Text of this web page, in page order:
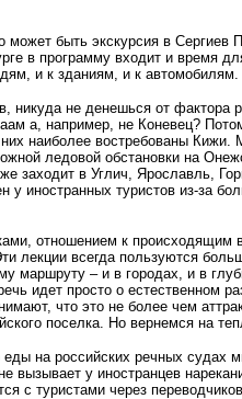
быть экскурсия в
в программу входит и время
и к зданиям, и к автомобилям.
не денешься от фактора
а, например, не Коневец?
наиболее востребованы Кижи.
ледовой обстановки на
заходит в Углич, Ярославль,
туристов из-за
отношением к происходящим
лекции всегда пользуются
маршруту – и в городах, и в
идет просто о естественном
что это не более чем
поселка. Но вернемся на
еды на российских речных судах
вызывает у иностранцев
с туристами через